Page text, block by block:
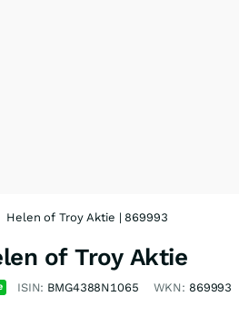
Helen of Troy Aktie | 869993
of Troy Aktie
ISIN: BMG4388N1065 WKN: 869993